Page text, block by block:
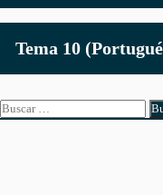
Tema 10
Buscar: